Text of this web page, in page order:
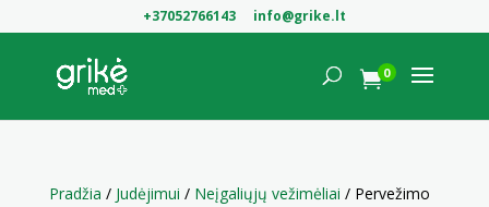
+37052766143 info@grike.lt
0
Pradžia / Judėjimui / Neįgaliųjų vežimėliai / Pervežimo